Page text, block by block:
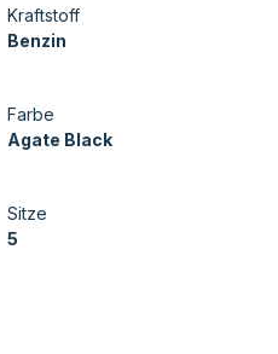
Kraftstoff
Benzin
Farbe
Agate Black
Sitze
5